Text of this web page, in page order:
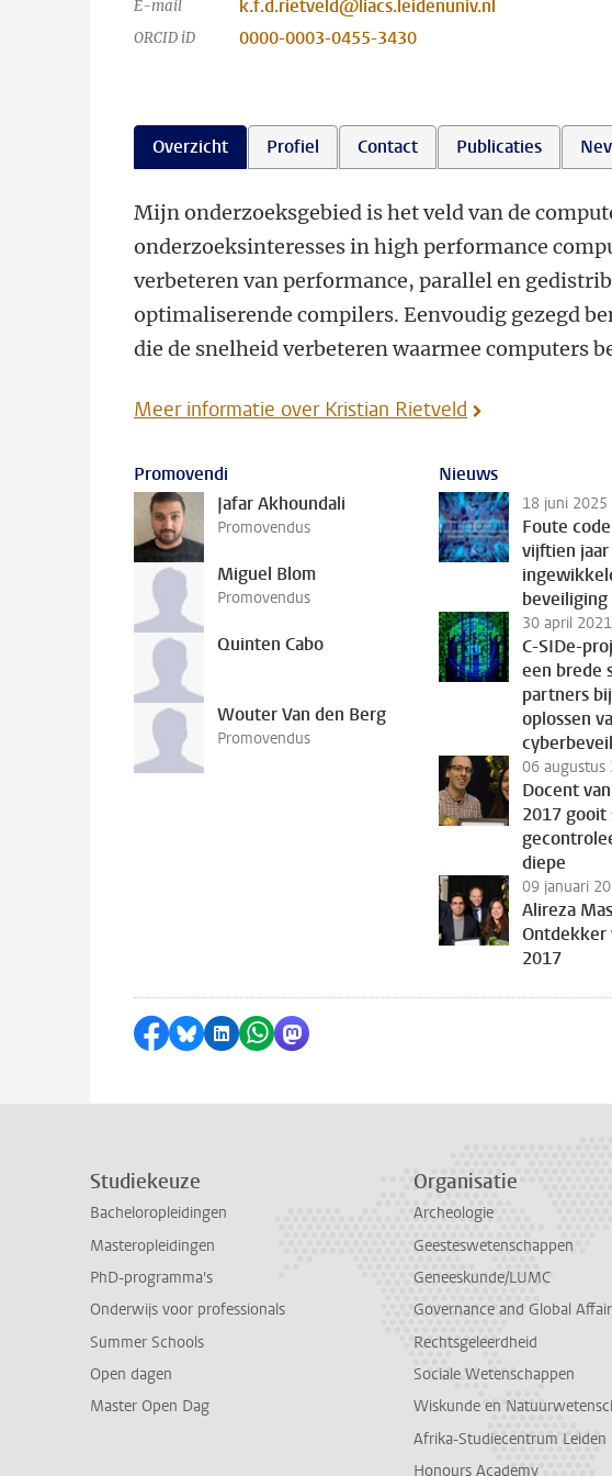
E-mail k.f.d.rietveld@liacs.leidenuniv.nl
ORCID iD 0000-0003-0455-3430
Overzicht Profiel Contact Publicaties
Mijn onderzoeksgebied is het veld van de
onderzoeksinteresses in high performance
verbeteren van performance, parallel en
optimaliserende compilers. Eenvoudig gezegd
die de snelheid verbeteren waarmee computers
Meer informatie over Kristian Rietveld
Promovendi
Jafar Akhoundali
Promovendus
Miguel Blom
Promovendus
Quinten Cabo
Wouter Van den Berg
Promovendus
Nieuws
18 juni 2025
Foute
vijftien jaar
beveiliging
30 april 2021
C-SIDe-
een brede
partners
oplossen
06 augustus
Docent
2017
diepe
09 januari
Alireza
Ontdekker
2017
Delen op Facebook
Delen via Bluesky
Delen op LinkedIn
Delen via WhatsApp
Delen via Mastodon
Studiekeuze
Bacheloropleidingen
Masteropleidingen
PhD-programma's
Onderwijs voor professionals
Summer Schools
Open dagen
Master Open Dag
Organisatie
Archeologie
Geesteswetenschappen
Geneeskunde/LUMC
Governance and Global
Rechtsgeleerdheid
Sociale Wetenschappen
Wiskunde en
Afrika-Studiecentrum Leiden
Honours Academy